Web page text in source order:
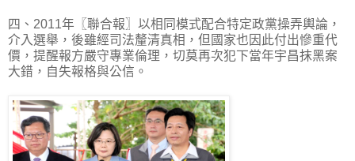
四、2011年〖聯合報〗以相同模式配合特定政黨操弄輿論，
介入選舉，後雖經司法釐清真相，但國家也因此付出慘重代
價，提醒報方嚴守專業倫理，切莫再次犯下當年宇昌抹黑案
大錯，自失報格與公信。